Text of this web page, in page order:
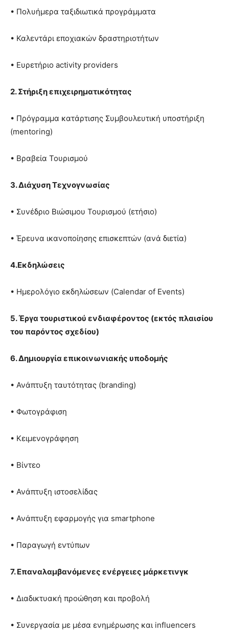
• Πολυήμερα ταξιδιωτικά προγράμματα
• Καλεντάρι εποχιακών δραστηριοτήτων
• Ευρετήριο activity providers
2. Στήριξη επιχειρηματικότητας
• Πρόγραμμα κατάρτισης Συμβουλευτική υποστήριξη
(mentoring)
• Βραβεία Τουρισμού
3. Διάχυση Τεχνογνωσίας
• Συνέδριο Βιώσιμου Τουρισμού (ετήσιο)
• Έρευνα ικανοποίησης επισκεπτών (ανά διετία)
4.Εκδηλώσεις
• Ημερολόγιο εκδηλώσεων (Calendar of Events)
5. Έργα τουριστικού ενδιαφέροντος (εκτός πλαισίου
του παρόντος σχεδίου)
6. Δημιουργία επικοινωνιακής υποδομής
• Ανάπτυξη ταυτότητας (branding)
• Φωτογράφιση
• Κειμενογράφηση
• Βίντεο
• Ανάπτυξη ιστοσελίδας
• Ανάπτυξη εφαρμογής για smartphone
• Παραγωγή εντύπων
7. Επαναλαμβανόμενες ενέργειες μάρκετινγκ
• Διαδικτυακή προώθηση και προβολή
• Συνεργασία με μέσα ενημέρωσης και influencers